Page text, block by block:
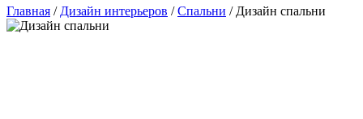
Главная / Дизайн интерьеров /Спальни / Дизайн спальни